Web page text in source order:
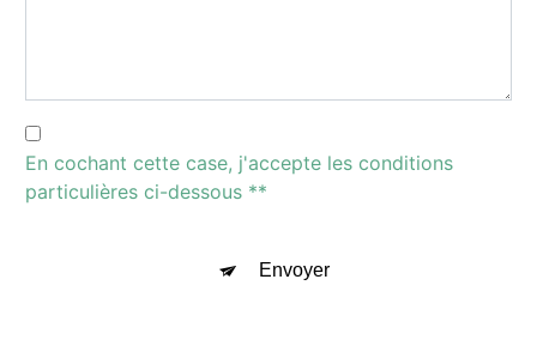
En cochant cette case, j'accepte les conditions
particulières ci-dessous **
Envoyer